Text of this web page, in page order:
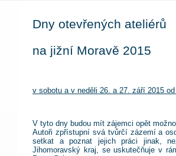
Dny otevřených ateliérů
na jižní Moravě 2015
v sobotu a v neděli 26. a 27. září 2015
V tyto dny budou mít zájemci opět
Autoři zpřístupní svá tvůrčí zázemí a
setkat a poznat jejich práci jinak,
Jihomoravský kraj, se uskutečňuje v